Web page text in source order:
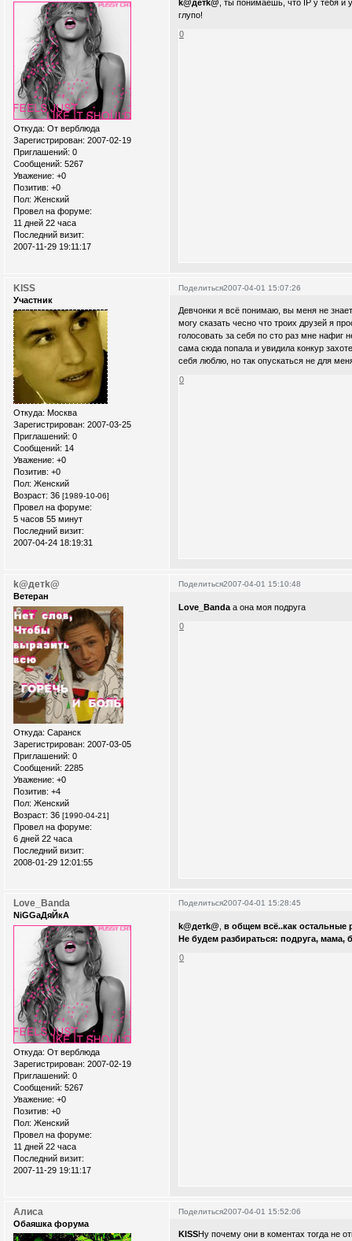
Откуда: От верблюда
Зарегистрирован: 2007-02-19
Приглашений: 0
Сообщений: 5267
Уважение: +0
Позитив: +0
Пол: Женский
Провел на форуме:
11 дней 22 часа
Последний визит:
2007-11-29 19:11:17
k@детk@ , ты понимаешь, что IP у тебя и
глупо!
0
Поделиться2007-04-01 15:07:26
KISS
Участник
Откуда: Москва
Зарегистрирован: 2007-03-25
Приглашений: 0
Сообщений: 14
Уважение: +0
Позитив: +0
Пол: Женский
Возраст: 36 [1989-10-06]
Провел на форуме:
5 часов 55 минут
Последний визит:
2007-04-24 18:19:31
Девчонки я всё понимаю, вы меня не
могу сказать чесно что троих друзей я
голосовать за себя по сто раз мне нафиг
сама сюда попала и увидила конкур
себя люблю, но так опускаться не для
0
Поделиться2007-04-01 15:10:48
k@детk@
Ветеран
Откуда: Саранск
Зарегистрирован: 2007-03-05
Приглашений: 0
Сообщений: 2285
Уважение: +0
Позитив: +4
Пол: Женский
Возраст: 36 [1990-04-21]
Провел на форуме:
6 дней 22 часа
Последний визит:
2008-01-29 12:01:55
Love_Banda а она моя подруга
0
Поделиться2007-04-01 15:28:45
Love_Banda
NiGGaДяЙкА
Откуда: От верблюда
Зарегистрирован: 2007-02-19
Приглашений: 0
Сообщений: 5267
Уважение: +0
Позитив: +0
Пол: Женский
Провел на форуме:
11 дней 22 часа
Последний визит:
2007-11-29 19:11:17
k@детk@ ,в общем всё..как остальные
Не будем разбираться: подруга, мама,
0
Поделиться2007-04-01 15:52:06
Алиса
Обаяшка форума
KISSНу почему они в коментах тогда не